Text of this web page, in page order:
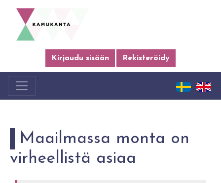
Kirjaudu sisään Rekisteröidy
Maailmassa monta on
virheellistä asiaa